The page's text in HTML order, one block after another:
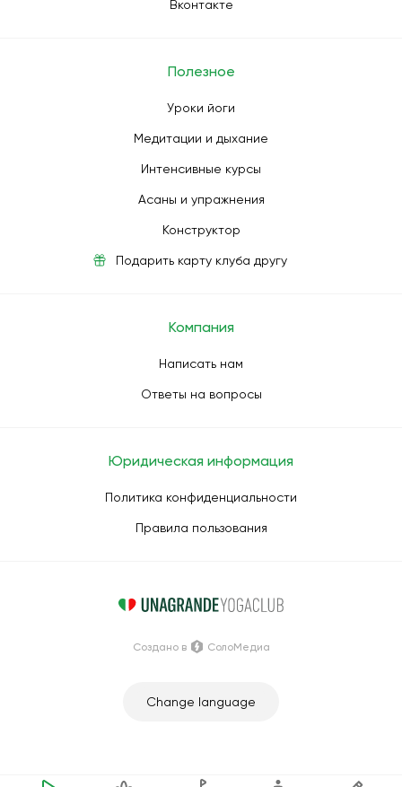
Вконтакте
Полезное
Уроки йоги
Медитации и дыхание
Интенсивные курсы
Асаны и упражнения
Конструктор
Подарить карту клуба другу
Компания
Написать нам
Ответы на вопросы
Юридическая информация
Политика конфиденциальности
Правила пользования
Change language
Создано в СолоМедиа